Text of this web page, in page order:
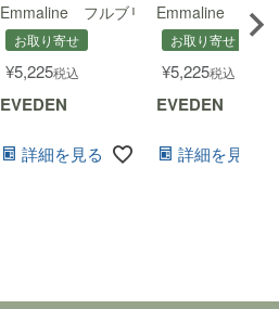
Emmaline フルブリーフ
お取り寄せ
¥5,225税込
EVEDEN
詳細を見る
Emmaline ショ
お取り寄せ
¥5,225税込
EVEDEN
詳細を見る